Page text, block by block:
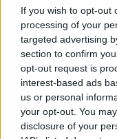
If you wish to opt-out
processing of your
targeted advertising
section to confirm
opt-out request is
interest-based ads
us or personal
your opt-out. You
disclosure of your
γάμου μας, όπου
επιτυχώς, αυτό
προληπτικές
δηλαδή, να
προετοιμασμένοι
έχουμε κάνει
εξασφαλίσουμε